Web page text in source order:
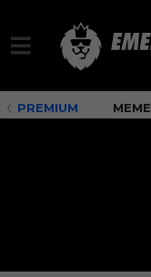
PREMIUM MEME